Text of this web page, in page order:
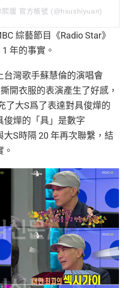
媛 官方帳號 (@hsushiyuan)
綜藝節目《Radio Star》
年的事實。
灣歌手蘇慧倫的演唱會
開衣服的表演產生了好感，
了大S爲了表達對具俊燁的
俊燁的「具」是數字
大S時隔 20 年再次聯繫，結